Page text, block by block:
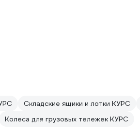
Складские ящики и лотки КУРС
Колеса для грузовых тележек КУРС